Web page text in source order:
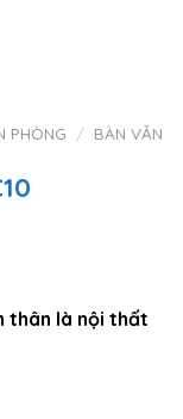
PHÒNG / BÀN VĂN
thân là nội thất